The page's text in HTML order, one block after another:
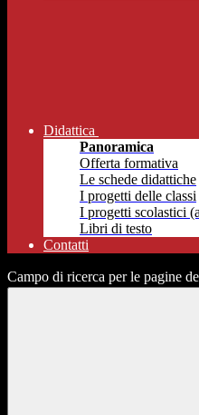
Didattica
Panoramica
Offerta formativa
Le schede didattiche
I progetti delle classi
I progetti scolastici
Libri di testo
Contatti
Campo di ricerca per le pagine